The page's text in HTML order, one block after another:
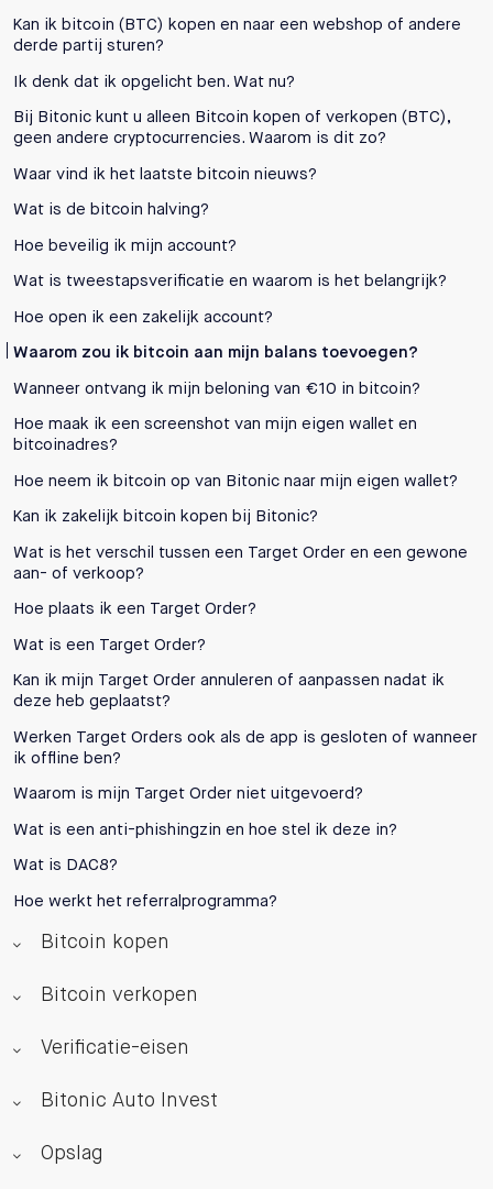
Kan ik bitcoin (BTC) kopen en naar een webshop of andere
derde partij sturen?
Ik denk dat ik opgelicht ben. Wat nu?
Bij Bitonic kunt u alleen Bitcoin kopen of verkopen (BTC),
geen andere cryptocurrencies. Waarom is dit zo?
Waar vind ik het laatste bitcoin nieuws?
Wat is de bitcoin halving?
Hoe beveilig ik mijn account?
Wat is tweestapsverificatie en waarom is het belangrijk?
Hoe open ik een zakelijk account?
Waarom zou ik bitcoin aan mijn balans toevoegen?
Wanneer ontvang ik mijn beloning van €10 in bitcoin?
Hoe maak ik een screenshot van mijn eigen wallet en
bitcoinadres?
Hoe neem ik bitcoin op van Bitonic naar mijn eigen wallet?
Kan ik zakelijk bitcoin kopen bij Bitonic?
Wat is het verschil tussen een Target Order en een gewone
aan- of verkoop?
Hoe plaats ik een Target Order?
Wat is een Target Order?
Kan ik mijn Target Order annuleren of aanpassen nadat ik
deze heb geplaatst?
Werken Target Orders ook als de app is gesloten of wanneer
ik offline ben?
Waarom is mijn Target Order niet uitgevoerd?
Wat is een anti-phishingzin en hoe stel ik deze in?
Wat is DAC8?
Hoe werkt het referralprogramma?
Bitcoin kopen
Bitcoin verkopen
Verificatie-eisen
Bitonic Auto Invest
Opslag